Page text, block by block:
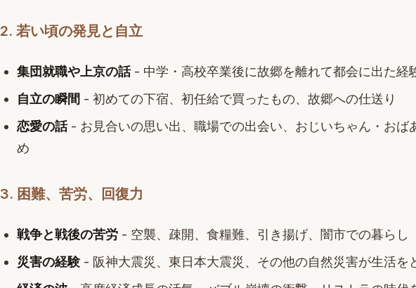
2. 若い頃の発見と自立
集団就職や上京の話- 中学・高校卒業後に故郷を離れて都会に出た経
自立の瞬間 - 初めての下宿、初任給で買ったもの、故郷への仕送り
恋愛の話- お見合いの思い出、職場での出会い、おじいちゃん・おば
め
3. 困難、苦労、回復力
戦争と戦後の苦労 - 空襲、疎開、食糧難、引き揚げ、闇市での暮らし
災害の経験 - 阪神大震災、東日本大震災、その他の自然災害が生活を